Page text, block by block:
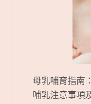
母乳哺育指南
哺乳注意事項